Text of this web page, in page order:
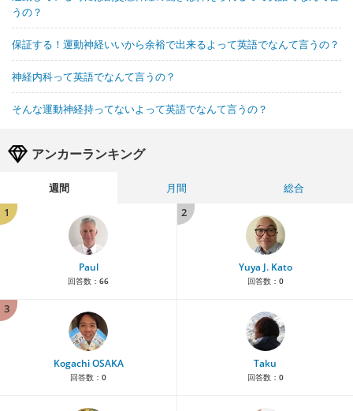
うの？
保証する！運動神経いいから余裕で出来るよって英語でなんて言うの？
神経内科って英語でなんて言うの？
そんな運動神経持ってないよって英語でなんて言うの？
アンカーランキング
週間 月間
総合
1
Paul
回答数： 66
2
Yuya J. Kato
回答数： 0
3
Kogachi OSAKA
回答数： 0
Taku
回答数： 0